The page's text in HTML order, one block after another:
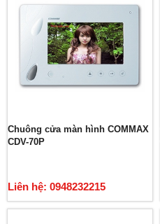
Chuông cửa màn hình COMMAX
CDV-70P
Liên hệ: 0948232215